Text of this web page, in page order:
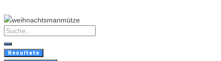
to
content
Search
...
Resultate